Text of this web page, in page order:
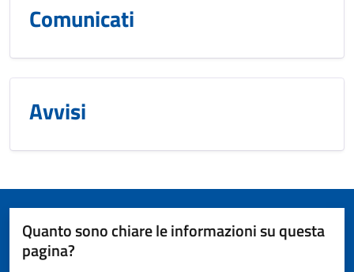
Comunicati
Avvisi
Quanto sono chiare le informazioni su questa
pagina?